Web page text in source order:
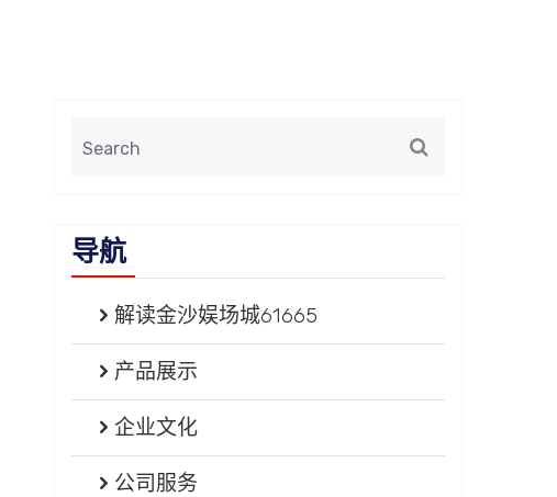
导航
解读金沙娱场城61665
产品展示
企业文化
公司服务